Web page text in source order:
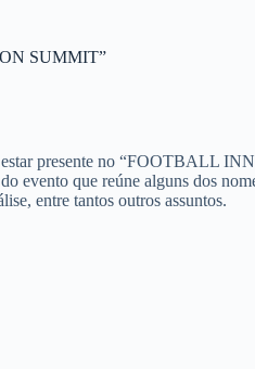
SUMMIT”
presente no “FOOTBALL
evento que reúne alguns dos
entre tantos outros assuntos.